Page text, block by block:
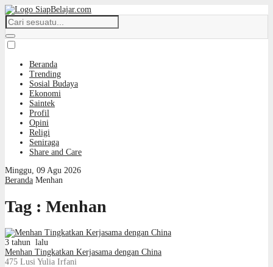
Beranda
Trending
Sosial Budaya
Ekonomi
Saintek
Profil
Opini
Religi
Seniraga
Share and Care
Minggu, 09 Agu 2026
Beranda Menhan
Tag : Menhan
3 tahun lalu
Menhan Tingkatkan Kerjasama dengan China
475 Lusi Yulia Irfani